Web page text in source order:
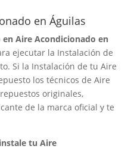
en Águilas
Aire Acondicionado en
ejecutar la Instalación de
Si la Instalación de tu Aire
los técnicos de Aire
originales,
de la marca oficial y te
tu Aire